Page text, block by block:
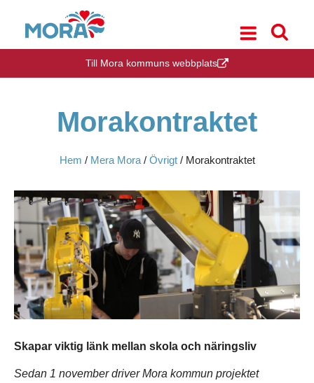
Till Mora kommuns webbplats
Morakontraktet
Hem / Mera Mora/ Övrigt/ Morakontraktet
Skapar viktig länk mellan skola och näringsliv
Sedan 1 november driver Mora kommun projektet